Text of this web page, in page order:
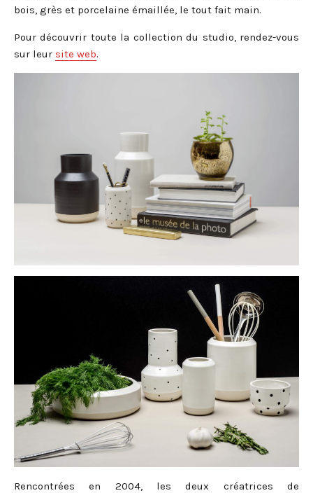
bois, grès et porcelaine émaillée, le tout fait main.
Pour découvrir toute la collection du studio, rendez-vous
sur leur site web.
Rencontrées en 2004, les deux créatrices de